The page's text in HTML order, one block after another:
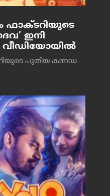
ഫാക്ടറിയുടെ
ഇനി
പുതിയ കന്നഡ